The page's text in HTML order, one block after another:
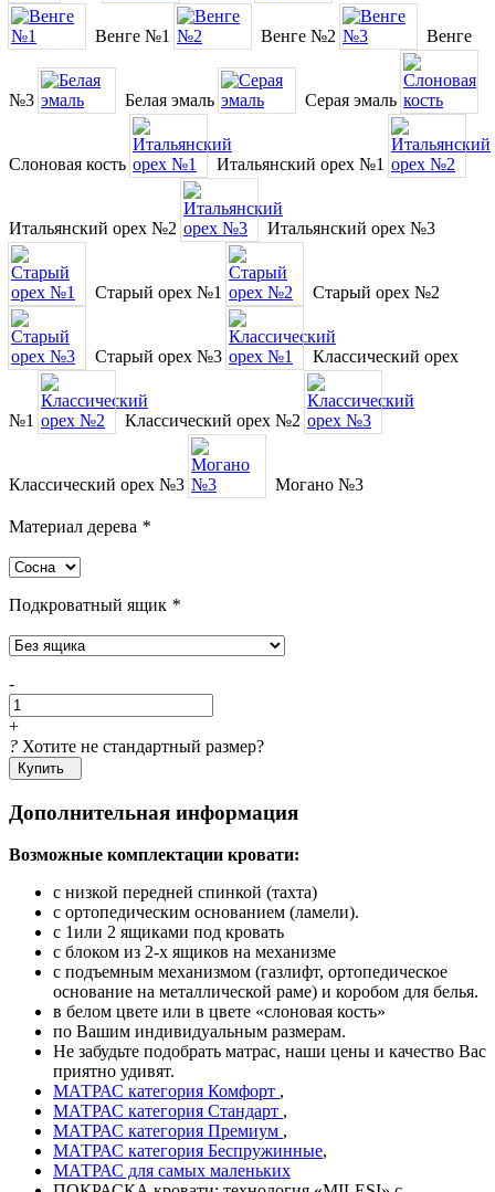
Венге №1 Венге №2 Венге
№3 Белая эмаль Серая эмаль
Слоновая кость Итальянский орех №1
Итальянский орех №2 Итальянский орех №3
Старый орех №1 Старый орех №2
Старый орех №3 Классический орех
№1 Классический орех №2
Классический орех №3 Могано №3
Материал дерева *
Подкроватный ящик *
-
+
? Хотите не стандартный размер?
Купить
Дополнительная информация
Возможные комплектации кровати:
с низкой передней спинкой (тахта)
с ортопедическим основанием (ламели).
с 1или 2 ящиками под кровать
с блоком из 2-х ящиков на механизме
с подъемным механизмом (газлифт, ортопедическое
основание на металлической раме) и коробом для белья.
в белом цвете или в цвете «слоновая кость»
по Вашим индивидуальным размерам.
Не забудьте подобрать матрас, наши цены и качество Вас
приятно удивят.
МАТРАС категория Комфорт ,
МАТРАС категория Стандарт ,
МАТРАС категория Премиум ,
МАТРАС категория Беспружинные,
МАТРАС для самых маленьких